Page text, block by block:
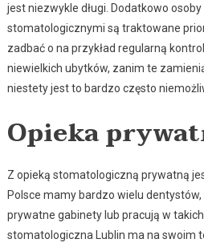
jest niezwykle długi. Dodatkowo
stomatologicznymi są traktowane
zadbać o na przykład regularną
niewielkich ubytków, zanim te
niestety jest to bardzo często
Opieka
Z opieką stomatologiczną prywatną
Polsce mamy bardzo wielu
prywatne gabinety lub pracują w
stomatologiczna Lublin ma na swoim